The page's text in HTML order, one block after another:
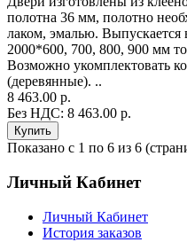
полотна 36 мм, полотно
лаком, эмалью. Выпускается
2000*600, 700, 800, 900 мм
Возможно укомплектовать
(деревянные). ..
8 463.00 р.
Без НДС: 8 463.00 р.
Показано с 1 по 6 из 6
Личный Кабинет
Личный Кабинет
История заказов